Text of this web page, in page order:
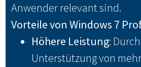
Anwender relevant sind.
Vorteile von Windows 7
Höhere Leistung:
Unterstützung von mehr